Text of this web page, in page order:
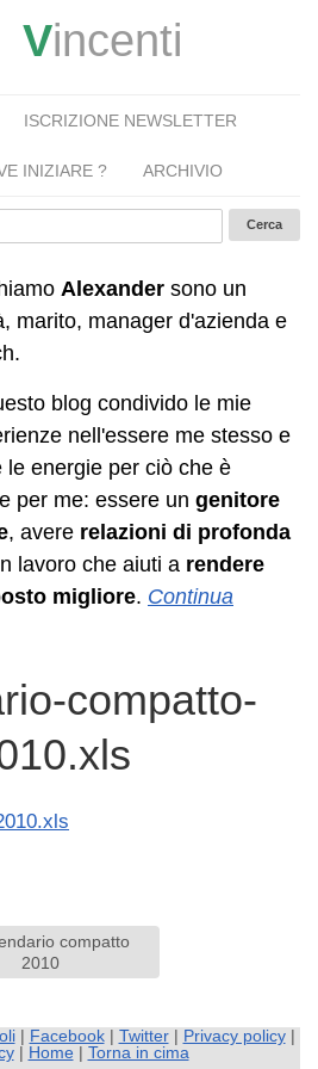
Vincenti
ISCRIZIONE NEWSLETTER
INIZIARE ? ARCHIVIO
Alexander sono un
marito, manager d'azienda e
blog condivido le mie
nell'essere me stesso e
le energie per ciò che è
per me: essere un genitore
, avere relazioni di profonda
lavoro che aiuti a rendere
migliore. Continua
compatto-
compatto
2010
| Facebook| Twitter| Privacy policy|
| Home| Torna in cima